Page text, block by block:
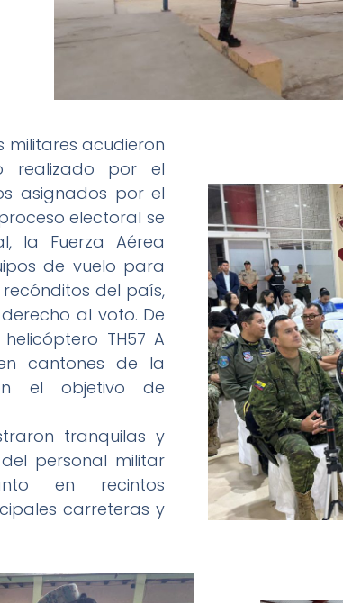
acudieron
realizado por el
asignados por el
electoral se
la Fuerza Aérea
de vuelo para
del país,
al voto. De
TH57 A
cantones de la
el objetivo de
tranquilas y
personal militar
en recintos
carreteras y